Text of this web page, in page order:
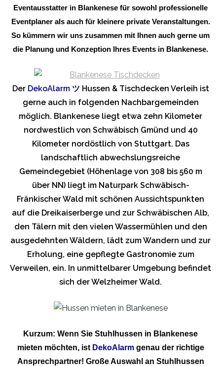
Eventausstatter in Blankenese für sowohl professionelle
Eventplaner als auch für kleinere private Veranstaltungen.
So kümmern wir uns zusammen mit Ihnen auch gerne um
die Planung und Konzeption Ihres Events in Blankenese.
Der DekoAlarm ツ Hussen & Tischdecken Verleih ist
gerne auch in folgenden Nachbargemeinden
möglich. Blankenese liegt etwa zehn Kilometer
nordwestlich von Schwäbisch Gmünd und 40
Kilometer nordöstlich von Stuttgart. Das
landschaftlich abwechslungsreiche
Gemeindegebiet (Höhenlage von 308 bis 560 m
über NN) liegt im Naturpark Schwäbisch-
Fränkischer Wald mit schönen Aussichtspunkten
auf die Dreikaiserberge und zur Schwäbischen Alb,
den Tälern mit den vielen Wassermühlen und den
ausgedehnten Wäldern, lädt zum Wandern und zur
Erholung, eine gepflegte Gastronomie zum
Verweilen, ein. In unmittelbarer Umgebung befindet
sich der Welzheimer Wald.
Kurzum: Wenn Sie Stuhlhussen in Blankenese
mieten möchten, ist DekoAlarmgenau der richtige
Ansprechpartner! Große Auswahl an Stuhlhussen